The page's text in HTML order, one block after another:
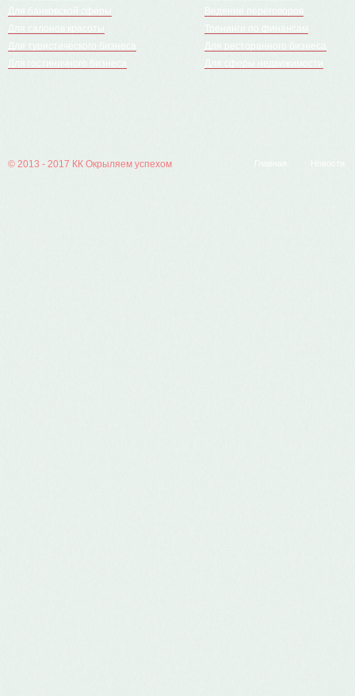
Для банковской сферы
Для салонов красоты
Для туристического бизнеса
Для гостиничного бизнеса
Ведение переговоров
Тренинги по финансам
Для ресторанного бизнеса
Для сферы недвижимости
Главная Новости
© 2013 - 2017 КК Окрыляем успехом